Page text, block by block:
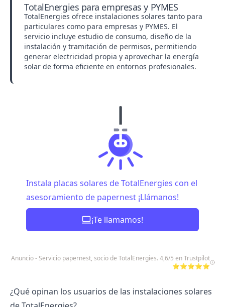
TotalEnergies para empresas y PYMES
TotalEnergies ofrece instalaciones solares tanto para
particulares como para empresas y PYMES. El
servicio incluye estudio de consumo, diseño de la
instalación y tramitación de permisos, permitiendo
generar electricidad propia y aprovechar la energía
solar de forma eficiente en entornos profesionales.
Instala placas solares de TotalEnergies con el
asesoramiento de papernest ¡Llámanos!
¡Te llamamos!
Anuncio - Servicio papernest, socio de TotalEnergies. 4,6/5 en Trustpilot
⭐⭐⭐⭐⭐
¿Qué opinan los usuarios de las instalaciones solares